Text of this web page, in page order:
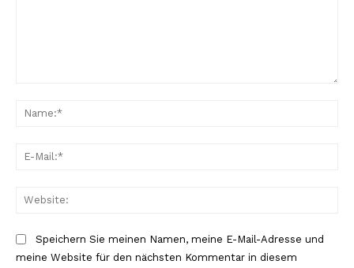
Speichern Sie meinen Namen, meine E-Mail-Adresse und
meine Website für den nächsten Kommentar in diesem